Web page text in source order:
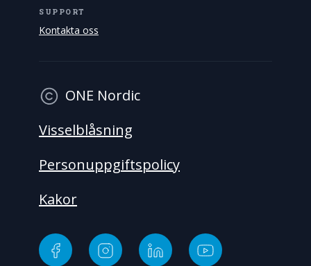
SUPPORT
Kontakta oss
ONE Nordic
Visselblåsning
Personuppgiftspolicy
Kakor